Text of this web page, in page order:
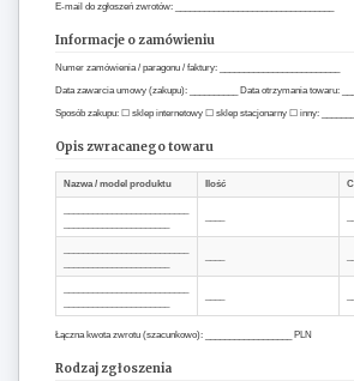
E-mail do zgłoszeń zwrotów: _________________________________
Informacje o zamówieniu
Numer zamówienia / paragonu / faktury: _________________________
Data zawarcia umowy (zakupu): __________ Data otrzymania towaru:
Sposób zakupu: ☐ sklep internetowy ☐ sklep stacjonarny ☐ inny:
Opis zwracanego towaru
Nazwa / model produktu Ilość
Łączna kwota zwrotu (szacunkowo): __________________ PLN
Rodzaj zgłoszenia